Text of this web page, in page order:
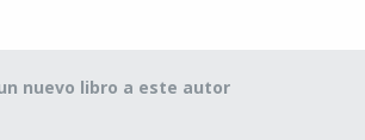
nuevo libro a este autor